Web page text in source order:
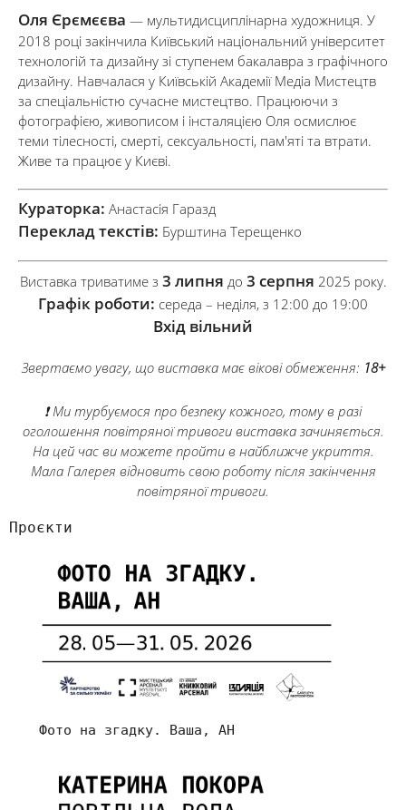
Оля Єрємєєва — мультидисциплінарна художниця. У
2018 році закінчила Київський національний університет
технологій та дизайну зі ступенем бакалавра з графічного
дизайну. Навчалася у Київській Академії Медіа Мистецтв
за спеціальністю сучасне мистецтво. Працюючи з
фотографією, живописом і інсталяцією Оля осмислює
теми тілесності, смерті, сексуальності, пам'яті та втрати.
Живе та працює у Києві.
Кураторка: Анастасія Гаразд
Переклад текстів: Бурштина Терещенко
Виставка триватиме з 3 липня до 3 серпня 2025 року.
Графік роботи: середа – неділя, з 12:00 до 19:00
Вхід вільний
Звертаємо увагу, що виставка має вікові обмеження: 18+
❗ Ми турбуємося про безпеку кожного, тому в разі
оголошення повітряної тривоги виставка зачиняється.
На цей час ви можете пройти в найближче укриття.
Мала Галерея відновить свою роботу після закінчення
повітряної тривоги.
Проєкти
Фото на згадку. Ваша, АН